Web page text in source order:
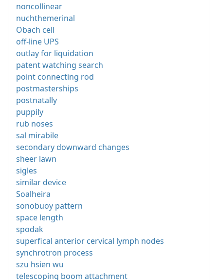
noncollinear
nuchthemerinal
Obach cell
off-line UPS
outlay for liquidation
patent watching search
point connecting rod
postmasterships
postnatally
puppily
rub noses
sal mirabile
secondary downward changes
sheer lawn
sigles
similar device
Soalheira
sonobuoy pattern
space length
spodak
superfical anterior cervical lymph nodes
synchrotron process
szu hsien wu
telescoping boom attachment